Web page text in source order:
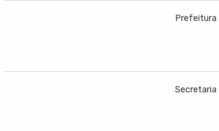
Prefeitura
Secretaria